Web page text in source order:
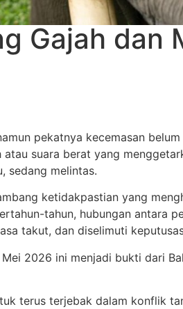
Gajah dan
pekatnya kecemasan
suara berat yang
sedang melintas.
ketidakpastian yang
tahun, hubungan antara
takut, dan diselimuti
2026 ini menjadi bukti dari
terus terjebak dalam konflik